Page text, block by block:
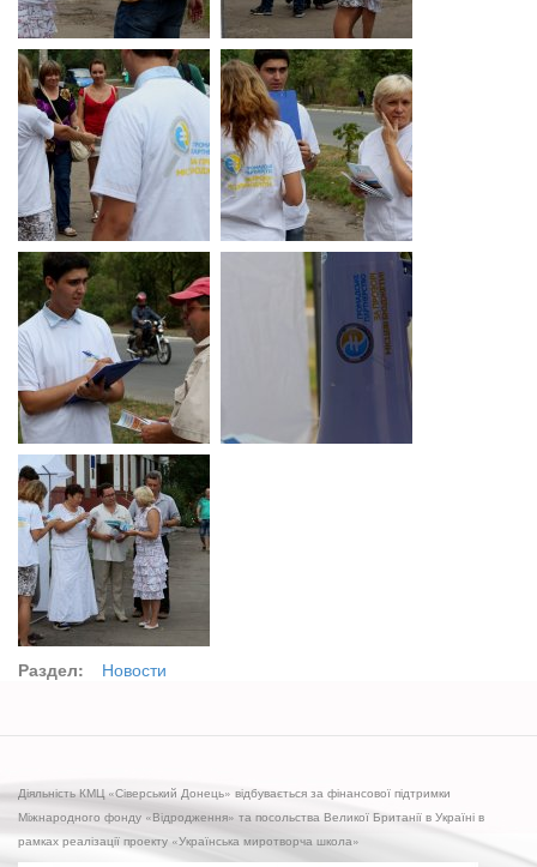
Раздел: Новости
Діяльність КМЦ «Сіверський Донець» відбувається за фінансової підтримки
Міжнародного фонду «Відродження» та посольства Великої Британії в Україні в
рамках реалізації проекту «Українська миротворча школа»